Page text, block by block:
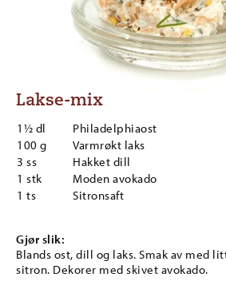
Lakse-mix
1½ dl
Philadelphiaost
100 g
Varmrøkt laks
3 ss
Hakket dill
1 stk
Moden avokado
1 ts
Sitronsaft
Gjør slik:
Blands ost, dill og laks. Smak av med
sitron. Dekorer med skivet avokado.